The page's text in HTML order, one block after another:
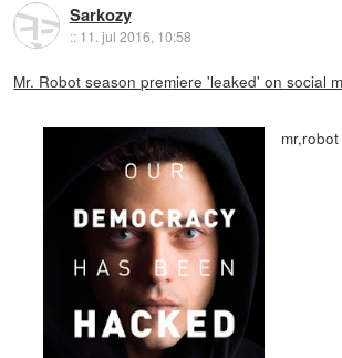
Sarkozy
:: 11. jul 2016, 10:58
Mr. Robot season premiere 'leaked' on social
mr,robot